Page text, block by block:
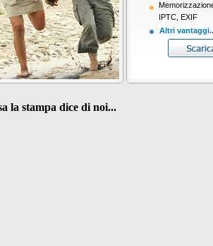
IPTC, EXIF
Altri
la stampa dice di noi...